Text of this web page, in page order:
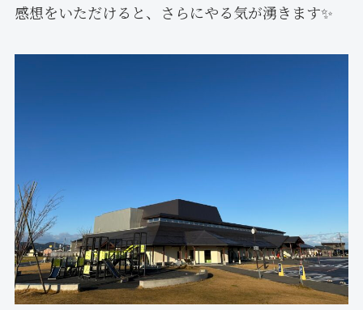
感想をいただけると、さらにやる気が湧きます✨